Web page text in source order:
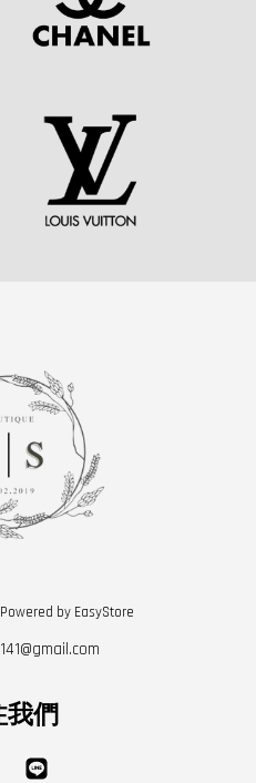
Powered by EasyStore
我們
Instagram